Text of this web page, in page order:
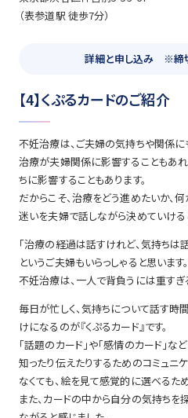
（表参道駅 徒歩7分）
詳細と申し込み ※締
【4】くぷるカードのご紹介
不妊治療は、ご夫婦の気持ちや関係に
治療が夫婦関係に影響することもあ
ちに影響することもあります。
だからこそ、治療をどう進めたいか、
迷いを夫婦で話しながら決めていける
「治療の経過は話すけれど、気持ちは
というご夫婦もいらっしゃると思います。
不妊治療は、一人で背負うには重すぎ
毎日が忙しく、気持ちについて話す時
けになるのが『くぷるカード』です。
「話題のカード」や「感情のカード」
知ったり伝えたりするためのコミュニ
なくても、絵を見て感覚的に選べるた
また、カードの中から自分の気持ち